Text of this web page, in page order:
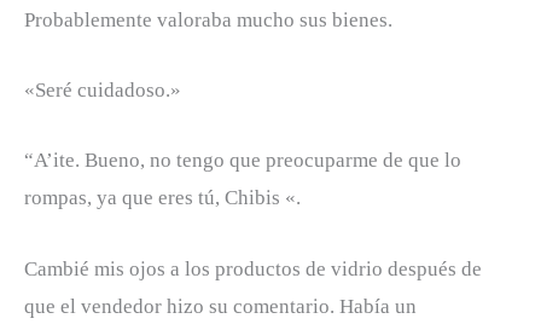
Probablemente valoraba mucho sus bienes.
«Seré cuidadoso.»
“A’ite. Bueno, no tengo que preocuparme de que lo
rompas, ya que eres tú, Chibis «.
Cambié mis ojos a los productos de vidrio después de
que el vendedor hizo su comentario. Había un